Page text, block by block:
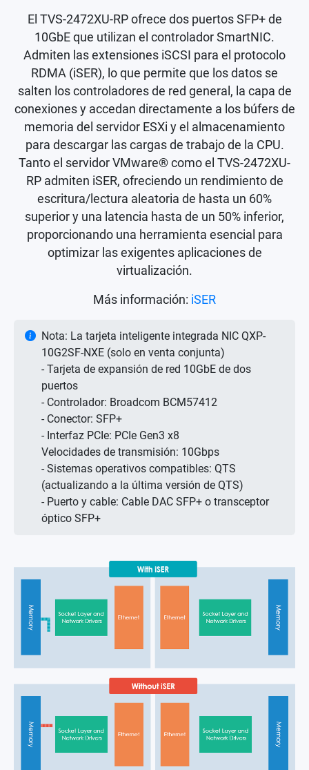
El TVS-2472XU-RP ofrece dos puertos SFP+ de
10GbE que utilizan el controlador SmartNIC.
Admiten las extensiones iSCSI para el protocolo
RDMA (iSER), lo que permite que los datos se
salten los controladores de red general, la capa de
conexiones y accedan directamente a los búfers de
memoria del servidor ESXi y el almacenamiento
para descargar las cargas de trabajo de la CPU.
Tanto el servidor VMware® como el TVS-2472XU-
RP admiten iSER, ofreciendo un rendimiento de
escritura/lectura aleatoria de hasta un 60%
superior y una latencia hasta de un 50% inferior,
proporcionando una herramienta esencial para
optimizar las exigentes aplicaciones de
virtualización.
Más información: iSER
Nota: La tarjeta inteligente integrada NIC QXP-
10G2SF-NXE (solo en venta conjunta)
- Tarjeta de expansión de red 10GbE de dos
puertos
- Controlador: Broadcom BCM57412
- Conector: SFP+
- Interfaz PCIe: PCIe Gen3 x8
Velocidades de transmisión: 10Gbps
- Sistemas operativos compatibles: QTS
(actualizando a la última versión de QTS)
- Puerto y cable: Cable DAC SFP+ o transceptor
óptico SFP+